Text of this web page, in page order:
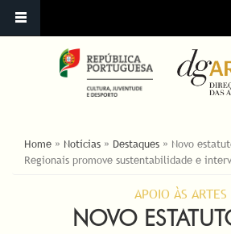
YOU ARE HERE
Home » Notícias » Destaques » Novo
Regionais promove sustentabilidade e
APOIO ÀS ARTES
NOVO